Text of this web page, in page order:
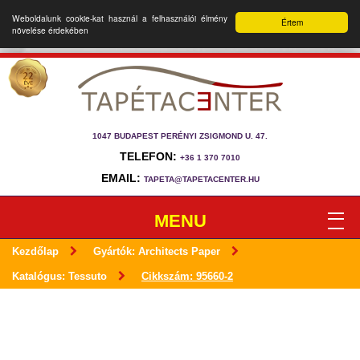
Értem
Weboldalunk cookie-kat használ a felhasználói élmény
növelése érdekében
1047 BUDAPEST PERÉNYI ZSIGMOND U. 47.
TELEFON: +36 1 370 7010
EMAIL: TAPETA@TAPETACENTER.HU
MENU
Kezdőlap Gyártók: Architects Paper
Katalógus: Tessuto Cikkszám: 95660-2